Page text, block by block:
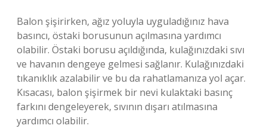
Balon şişirirken, ağız yoluyla uyguladığınız hava
basıncı, östaki borusunun açılmasına yardımcı
olabilir. Östaki borusu açıldığında, kulağınızdaki sıvı
ve havanın dengeye gelmesi sağlanır. Kulağınızdaki
tıkanıklık azalabilir ve bu da rahatlamanıza yol açar.
Kısacası, balon şişirmek bir nevi kulaktaki basınç
farkını dengeleyerek, sıvının dışarı atılmasına
yardımcı olabilir.